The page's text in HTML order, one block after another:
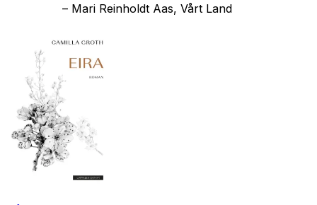
– Mari Reinholdt Aas, Vårt Land